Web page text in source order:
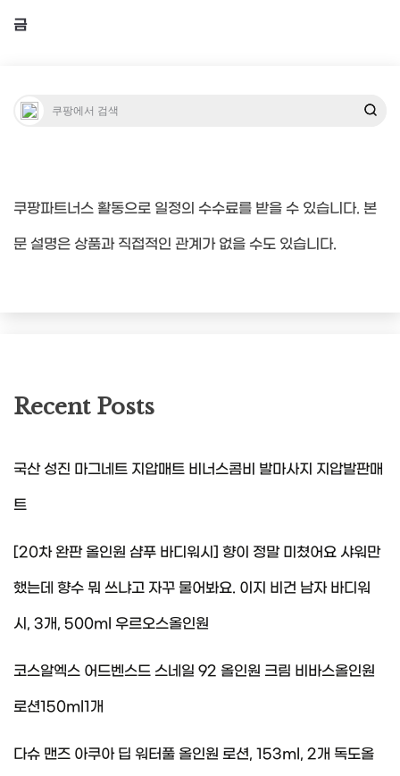
탐
금
쿠팡파트너스 활동으로 일정의 수수료를 받을 수 있습니다. 본
문 설명은 상품과 직접적인 관계가 없을 수도 있습니다.
Recent Posts
국산 성진 마그네트 지압매트 비너스콤비 발마사지 지압발판매
트
[20차 완판 올인원 샴푸 바디워시] 향이 정말 미쳤어요 샤워만
했는데 향수 뭐 쓰냐고 자꾸 물어봐요. 이지 비건 남자 바디워
시, 3개, 500ml 우르오스올인원
코스알엑스 어드벤스드 스네일 92 올인원 크림 비바스올인원
로션150ml1개
다슈 맨즈 아쿠아 딥 워터풀 올인원 로션, 153ml, 2개 독도올